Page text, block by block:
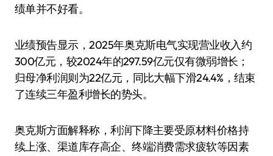
绩单并不好看。
业绩预告显示，2025年奥克斯电气实现营业收入约
300亿元，较2024年的297.59亿元仅有微弱增长；
归母净利润则为22亿元，同比大幅下滑24.4%，结束
了连续三年盈利增长的势头。
奥克斯方面解释称，利润下降主要受原材料价格持
续上涨、渠道库存高企、终端消费需求疲软等因素